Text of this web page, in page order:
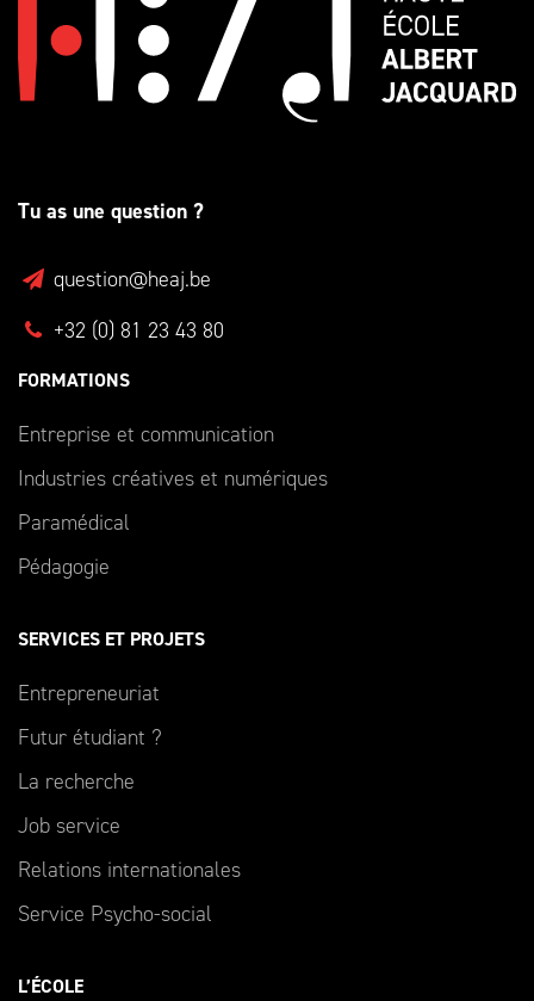
Tu as une question ?
question@heaj.be
+32 (0) 81 23 43 80
FORMATIONS
Entreprise et communication
Industries créatives et numériques
Paramédical
Pédagogie
SERVICES ET PROJETS
Entrepreneuriat
Futur étudiant ?
La recherche
Job service
Relations internationales
Service Psycho-social
L’ÉCOLE